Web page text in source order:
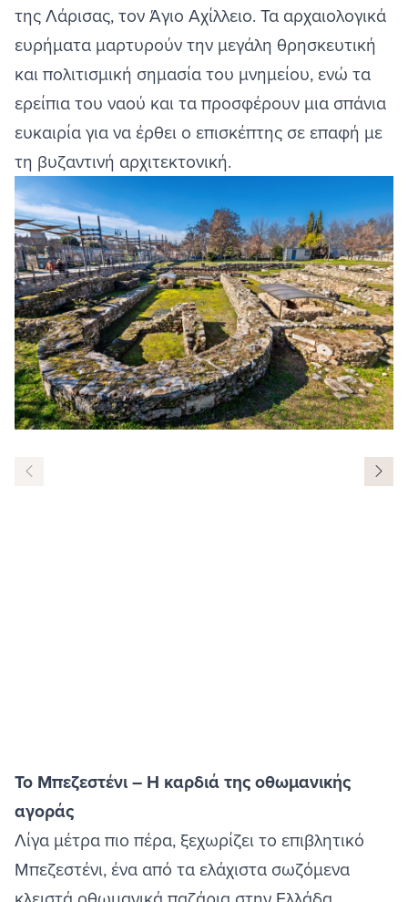
της Λάρισας, τον Άγιο Αχίλλειο. Τα αρχαιολογικά
ευρήματα μαρτυρούν την μεγάλη θρησκευτική
και πολιτισμική σημασία του μνημείου, ενώ τα
ερείπια του ναού και τα προσφέρουν μια σπάνια
ευκαιρία για να έρθει ο επισκέπτης σε επαφή με
τη βυζαντινή αρχιτεκτονική.
Το Μπεζεστένι – Η καρδιά της οθωμανικής
αγοράς
Λίγα μέτρα πιο πέρα, ξεχωρίζει το επιβλητικό
Μπεζεστένι, ένα από τα ελάχιστα σωζόμενα